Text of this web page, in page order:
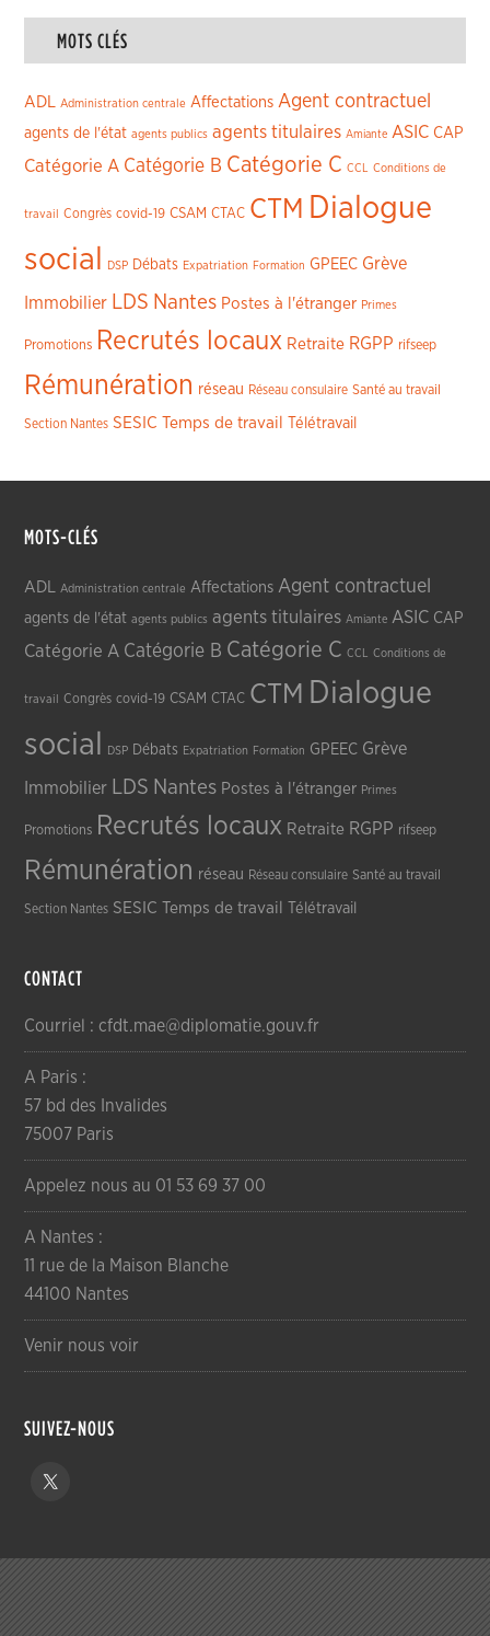
MOTS CLÉS
ADL Administration centrale Affectations Agent contractuel
agents de l'état agents publics agents titulaires Amiante ASIC CAP
Catégorie A Catégorie B Catégorie C CCL Conditions de
travail Congrès covid-19 CSAM CTAC CTM Dialogue
social
DSP Débats Expatriation Formation GPEEC Grève
Immobilier LDS Nantes Postes à l'étranger Primes
Promotions Recrutés locaux Retraite RGPP rifseep
Rémunération réseau Réseau consulaire Santé au travail
Section Nantes SESIC Temps de travail Télétravail
MOTS-CLÉS
ADL Administration centrale Affectations Agent contractuel
agents de l'état agents publics agents titulaires Amiante ASIC CAP
Catégorie A Catégorie B Catégorie C CCL Conditions de
travail Congrès covid-19 CSAM CTAC CTM Dialogue
social
DSP Débats Expatriation Formation GPEEC Grève
Immobilier LDS Nantes Postes à l'étranger Primes
Promotions Recrutés locaux Retraite RGPP rifseep
Rémunération réseau Réseau consulaire Santé au travail
Section Nantes SESIC Temps de travail Télétravail
CONTACT
Courriel : cfdt.mae@diplomatie.gouv.fr
A Paris :
57 bd des Invalides
75007 Paris
Appelez nous au 01 53 69 37 00
A Nantes :
11 rue de la Maison Blanche
44100 Nantes
Venir nous voir
SUIVEZ-NOUS